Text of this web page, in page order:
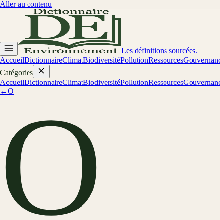
Aller au contenu
Les définitions sourcées.
AccueilDictionnaireClimatBiodiversitéPollutionRessources
Catégories
AccueilDictionnaireClimatBiodiversitéPollutionRessources
←O
O